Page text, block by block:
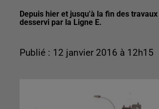
Depuis hier et jusqu'à la fin des
desservi par la Ligne E.
Publié : 12 janvier 2016 à 12h15